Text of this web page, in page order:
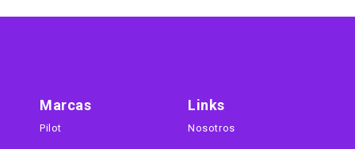
Marcas
Pilot
Links
Nosotros